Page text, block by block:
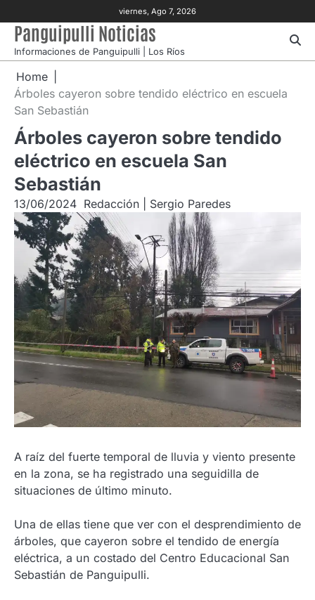
to
content
viernes, Ago 7, 2026
Panguipulli Noticias
Informaciones de Panguipulli | Los Ríos
Home
Árboles cayeron sobre tendido eléctrico en escuela
San Sebastián
Árboles cayeron sobre tendido
eléctrico en escuela San
Sebastián
13/06/2024 Redacción | Sergio Paredes
A raíz del fuerte temporal de lluvia y viento presente
en la zona, se ha registrado una seguidilla de
situaciones de último minuto.
Una de ellas tiene que ver con el desprendimiento de
árboles, que cayeron sobre el tendido de energía
eléctrica, a un costado del Centro Educacional San
Sebastián de Panguipulli.